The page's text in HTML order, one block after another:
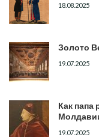
18.08.2025
Золото
19.07.2025
Как папа
19.07.2025